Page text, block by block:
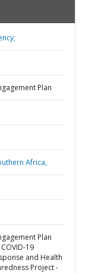
Plan
Africa,
Plan
19
and Health
Project -